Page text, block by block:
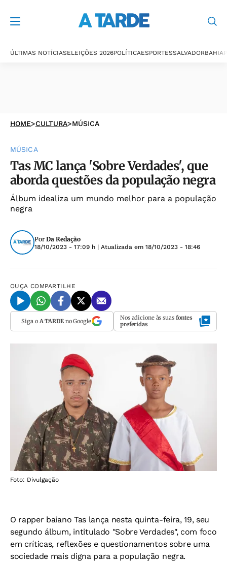
ÚLTIMAS NOTÍCIASELEIÇÕES 2026POLÍTICAESPORTESSALVADORBAHIA
HOME>CULTURA>MÚSICA
MÚSICA
Tas MC lança 'Sobre Verdades', que
aborda questões da população negra
Álbum idealiza um mundo melhor para a população
negra
Por Da Redação
18/10/2023 - 17:09 h | Atualizada em 18/10/2023 - 18:46
OUÇA COMPARTILHE
Siga o A TARDEno Google Nos adicione às suas fontes
preferidas
Foto: Divulgação
O rapper baiano Tas lança nesta quinta-feira, 19, seu
segundo álbum, intitulado "Sobre Verdades", com foco
em críticas, reflexões e questionamentos sobre uma
sociedade mais digna para a população negra.